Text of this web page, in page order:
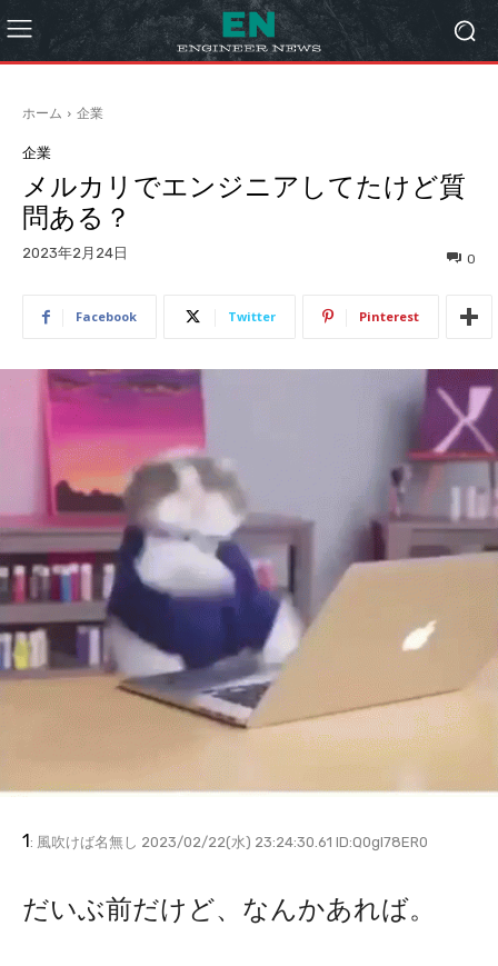
ホーム 企業
企業
メルカリでエンジニアしてたけど質
問ある？
2023年2月24日 0
Facebook Twitter Pinterest
1: 風吹けば名無し 2023/02/22(水) 23:24:30.61 ID:Q0gl78ER0
だいぶ前だけど、なんかあれば。